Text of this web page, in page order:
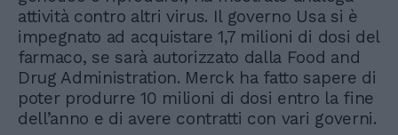
attività contro altri virus. Il governo Usa si è
impegnato ad acquistare 1,7 milioni di dosi del
farmaco, se sarà autorizzato dalla Food and
Drug Administration. Merck ha fatto sapere di
poter produrre 10 milioni di dosi entro la fine
dell’anno e di avere contratti con vari governi.